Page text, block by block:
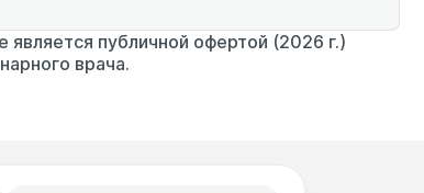
публичной офертой (2026 г.)
врача.